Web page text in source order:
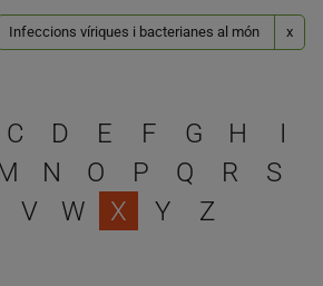
Infeccions víriques i bacterianes al món x
Escull una lletra per filtrar
C D E F G H
I
N O P Q R
S
V W X Y Z